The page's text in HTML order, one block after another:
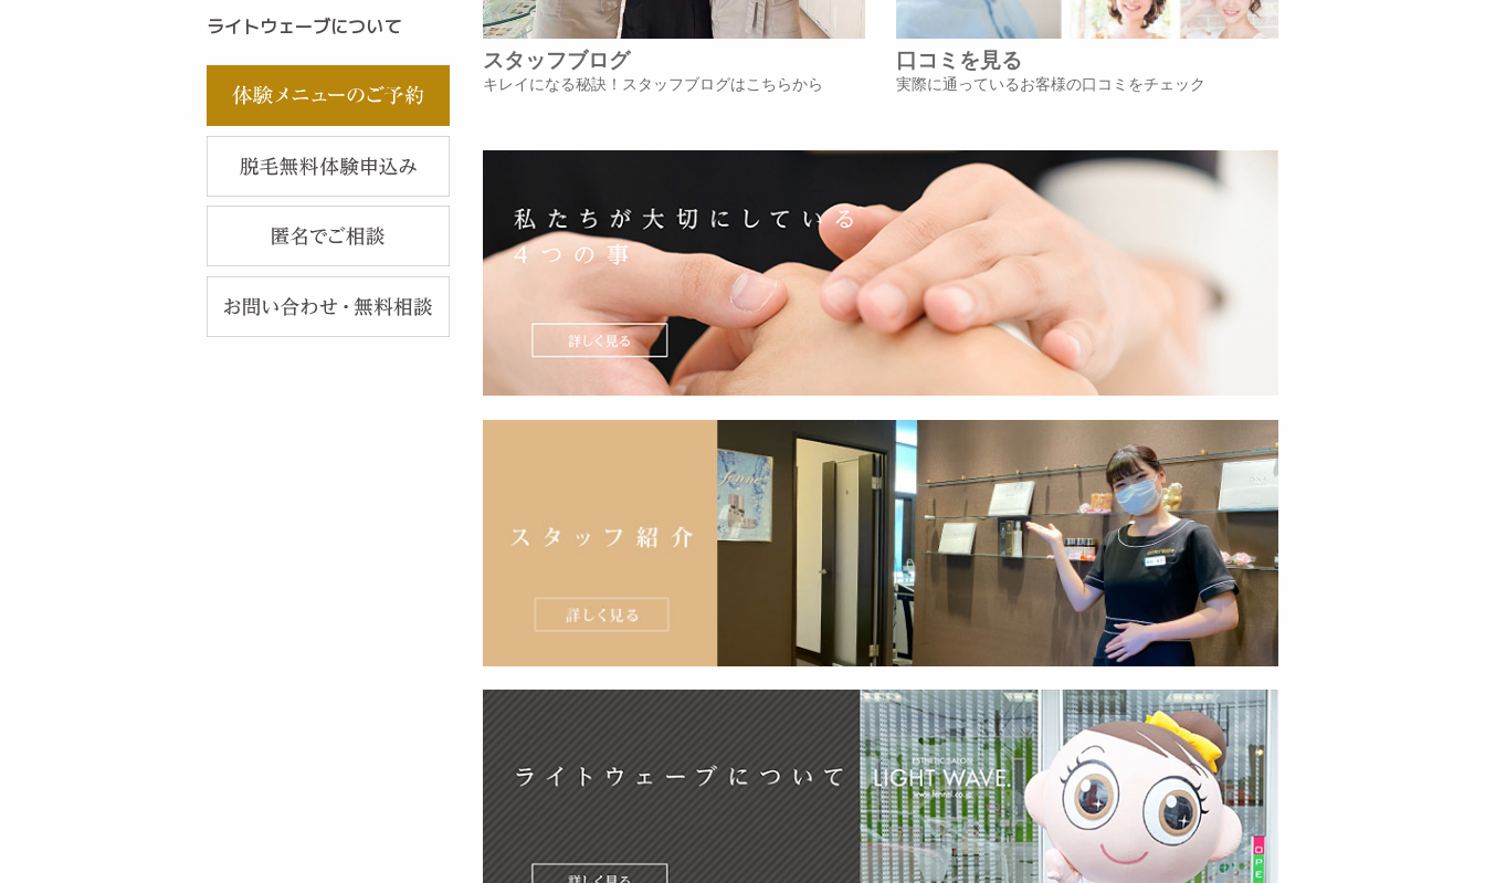
ライトウェーブについて
スタッフブログ
キレイになる秘訣！スタッフブログはこちらから
口コミを見る
実際に通っているお客様の口コミをチェック